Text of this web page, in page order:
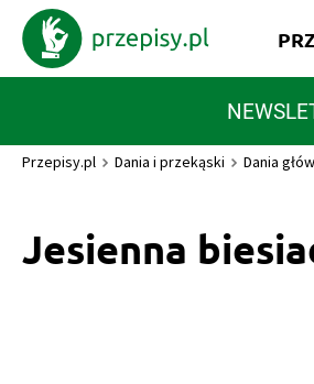
Przepisy.pl Dania i przekąski Dania
Jesienna